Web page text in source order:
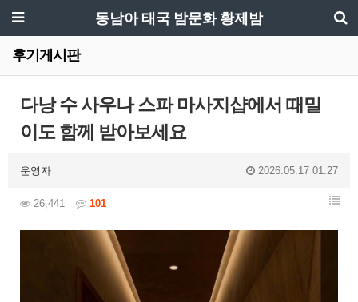
동남아 태국 밤문화 황제밤
후기게시판
다낭 수 사우나 스파 마사지샵에서 때밀
이도 함께 받아보세요
운영자 2026.05.17 01:27
26,441 101